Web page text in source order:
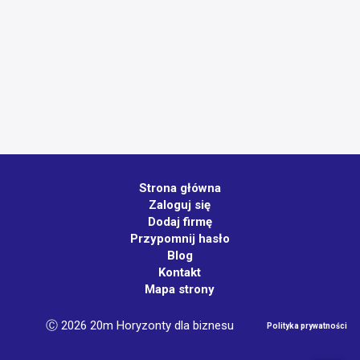
Strona główna
Zaloguj się
Dodaj firmę
Przypomnij hasło
Blog
Kontakt
Mapa strony
Ⓒ 2026 20m Horyzonty dla biznesu Polityka prywatności